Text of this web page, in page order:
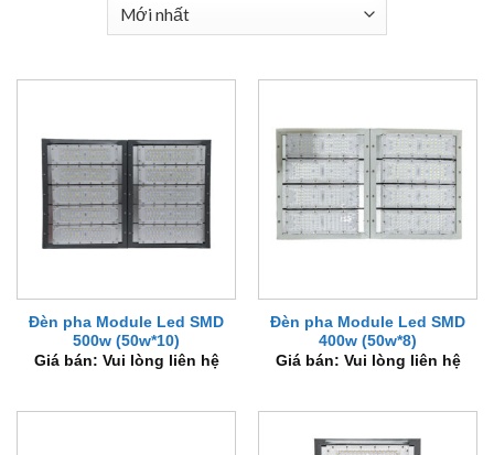
Đèn pha Module Led SMD
500w (50w*10)
Giá bán: Vui lòng liên hệ
Đèn pha Module Led SMD
400w (50w*8)
Giá bán: Vui lòng liên hệ